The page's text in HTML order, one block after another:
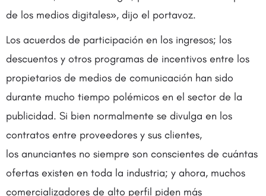
de los medios digitales», dijo el portavoz.
Los acuerdos de participación en los ingresos; los
descuentos y otros programas de incentivos entre los
propietarios de medios de comunicación han sido
durante mucho tiempo polémicos en el sector de la
publicidad. Si bien normalmente se divulga en los
contratos entre proveedores y sus clientes,
los anunciantes no siempre son conscientes de cuántas
ofertas existen en toda la industria; y ahora, muchos
comercializadores de alto perfil piden más